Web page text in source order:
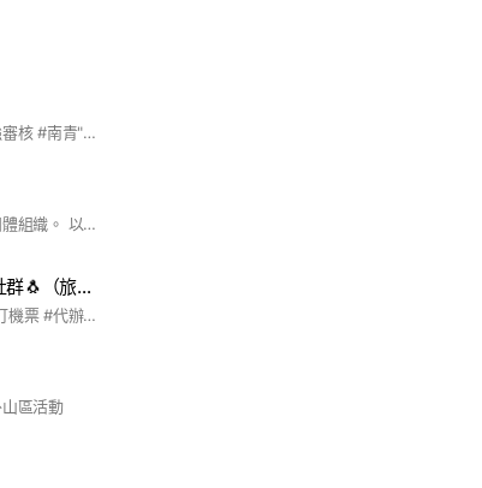
由於詐騙帳號太多，只能加強審核 #南青"請填寫真實姓名"，並聯絡南青報名處line:680dick
本會為非營利為目地的社會團體組織。 以推動全民運動及社會救濟事項為主辦登山/健行…等活動，讓會員達到身心靈健康
國君旅行社-🐧行程分享社群🐧（旅行社/遊覽車/交通車）
#國內外旅遊 #行程規劃 #代訂機票 #代辦護照 #代辦簽證 #機場接送 #大巴 #遊覽車 #交通車 #旅行社 #國君 #旅遊品牌 #台南
區活動